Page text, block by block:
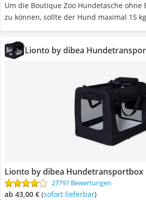
Um die Boutique Zoo Hundetasche ohne
zu können, sollte der Hund maximal 15
Lionto by dibea
Lionto by dibea Hundetransportbox
27797 Bewertungen
ab 43,00 € ( Sofort lieferbar)